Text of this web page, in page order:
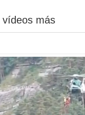
vídeos más